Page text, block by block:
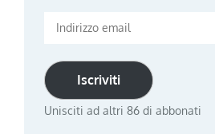
Indirizzo
Iscriviti
Unisciti ad altri 86 di abbonati